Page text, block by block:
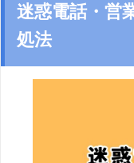
迷惑電話・営
処法